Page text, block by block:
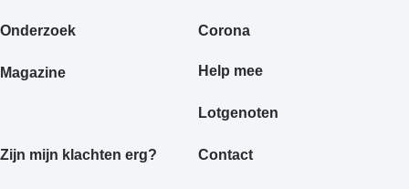
Onderzoek Corona
Magazine Help mee
Lotgenoten
Zijn mijn klachten erg? Contact